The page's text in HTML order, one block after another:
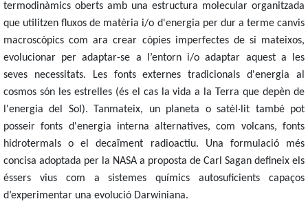
termodinàmics oberts amb una estructura molecular organitzada
que utilitzenfluxos de matèria i/o d'energia per dur a terme canvis
macroscòpics com ara crear còpies imperfectes de si mateixos,
evolucionar per adaptar-se a l’entorn i/o adaptar aquest a les
seves necessitats.
Les fonts externes tradicionals d'energia al
cosmos són les estrelles (és el cas la vida a la Terra que depèn de
l'energia del Sol). Tanmateix, un planeta o satèl·lit també pot
posseir fonts d'energia interna alternatives, com volcans, fonts
hidrotermals o el decaïment radioactiu. Una formulació més
concisa adoptada per la NASA a proposta de Carl Sagan defineix els
éssers vius com a sistemes químics autosuficients capaços
d’experimentar una evolució Darwiniana.